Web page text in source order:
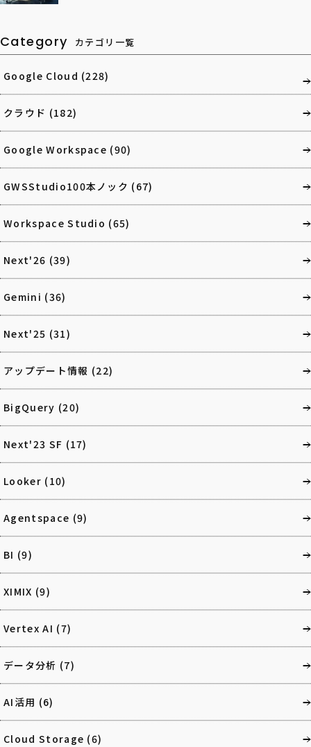
Category カテゴリ一覧
Google Cloud (228)
クラウド (182)
Google Workspace (90)
GWSStudio100本ノック (67)
Workspace Studio (65)
Next'26 (39)
Gemini (36)
Next'25 (31)
アップデート情報 (22)
BigQuery (20)
Next'23 SF (17)
Looker (10)
Agentspace (9)
BI (9)
XIMIX (9)
Vertex AI (7)
データ分析 (7)
AI活用 (6)
Cloud Storage (6)